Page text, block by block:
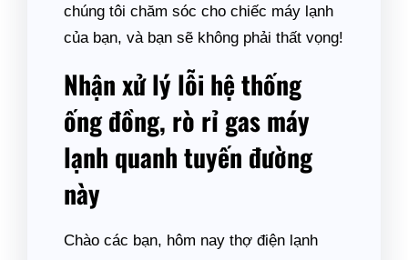
chúng tôi chăm sóc cho chiếc máy lạnh
của bạn, và bạn sẽ không phải thất vọng!
Nhận xử lý lỗi hệ thống
ống đồng, rò rỉ gas máy
lạnh quanh tuyến đường
này
Chào các bạn, hôm nay thợ điện lạnh